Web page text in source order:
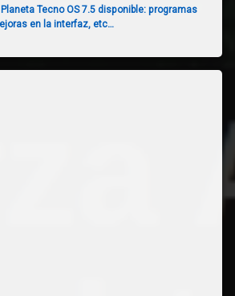
Planeta Tecno OS 7.5 disponible: programas
en la interfaz, etc…